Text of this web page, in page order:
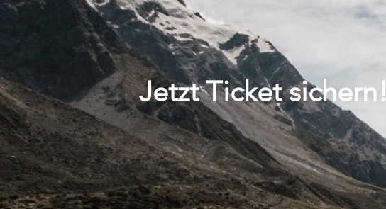
Jetzt Ticket sichern!